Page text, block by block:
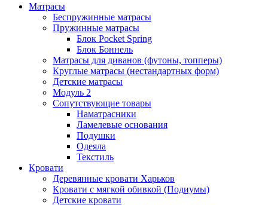
Матрасы
Беспружинные матрасы
Пружинные матрасы
Блок Pocket Spring
Блок Боннель
Матрасы для диванов (футоны, топперы)
Круглые матрасы (нестандартных форм)
Детские матрасы
Модуль 2
Сопутствующие товары
Наматрасники
Ламелевые основания
Подушки
Одеяла
Текстиль
Кровати
Деревянные кровати Харьков
Кровати с мягкой обивкой (Подиумы)
Детские кровати